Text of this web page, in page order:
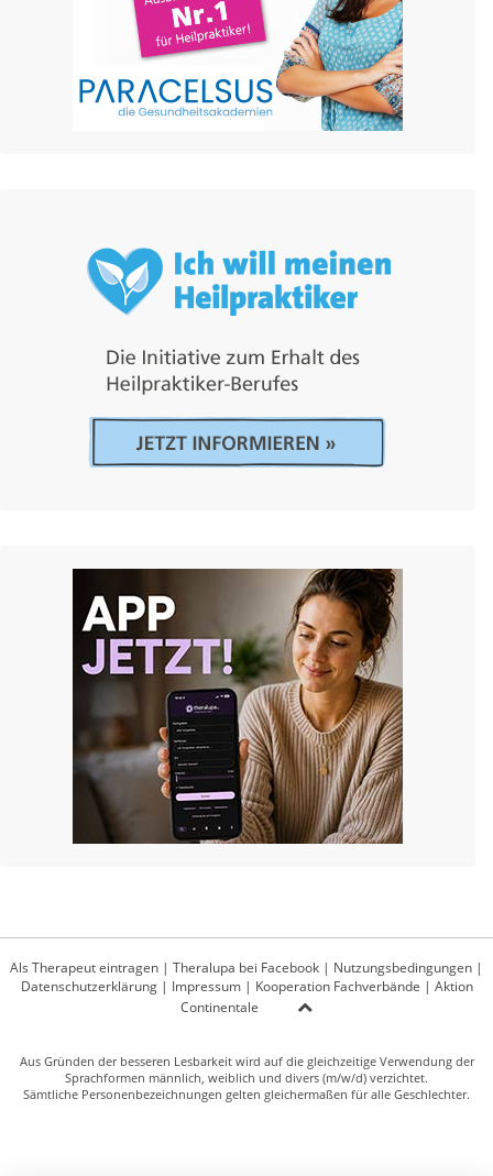
Als Therapeut eintragen | Theralupa bei Facebook | Nutzungsbedingungen |
Datenschutzerklärung| Impressum| Kooperation Fachverbände | Aktion
Continentale
Aus Gründen der besseren Lesbarkeit wird auf die gleichzeitige Verwendung der
Sprachformen männlich, weiblich und divers (m/w/d) verzichtet.
Sämtliche Personenbezeichnungen gelten gleichermaßen für alle Geschlechter.